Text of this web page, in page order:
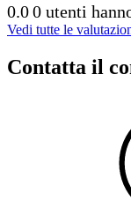
0.00 utenti
Vedi tutte le
Contatta il